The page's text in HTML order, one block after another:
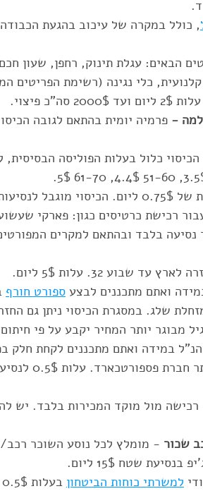
הבאים: עגלת תינוק, רחפן, שעון
כלי נגינה (רשימת הפריטים
פיצוי.
- פרמיה יומית בהתאם לגובה
ומעלה הכיסוי כלול בעלות הפוליסה
של עד 500$ בעבור רכישת כרטיסים כגון: פארקי
בלבד ובהתאם למקרים
שבוע 32. עלות 5$ ליום.
ואתם מתכננים לבצע ספורט חורף
שלג. במסגרת הכיסוי ניתן גם
במידה ואתם מתכננים לקחת חלק
רכישה מול מוקד המכירות בלבד. יש
שכור - מומלץ לכל נוסע השוכר רכב/
למשרתי כוחות הביטחון בעלות 0.5$ ליום.